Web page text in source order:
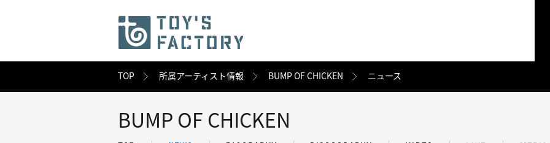
TOP 所属アーティスト情報 BUMP OF CHICKEN ニュース
BUMP OF CHICKEN